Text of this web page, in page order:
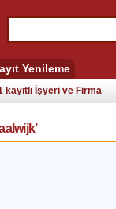
Yenileme
İşyeri ve Firma